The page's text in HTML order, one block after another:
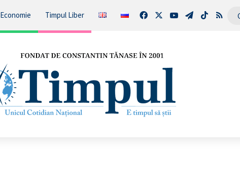
Economie Timpul Liber FacebookYouTubeTelegram
TikTokRSS